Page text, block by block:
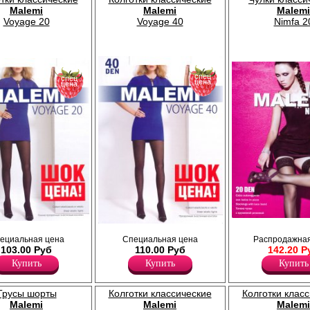
Malemi
Voyage 20
спец
цена
цена
103.00 Руб
Купить
Malemi
Voyage 40
шортиками, комфортным поясом и
прозрачным укрепленным мыском.
Плотность 40ден
Лайкра 11%
Полиамид 89%
спец
цена
Специальная цена
110.00 Руб
Купить
Malemi
Nimfa
на силиконе, уплотненный
Лайкра 11%
Полиамид 89%
142.20
Купить
шорты
Malemi
Колготки классические
Malemi
Колготки
Malemi